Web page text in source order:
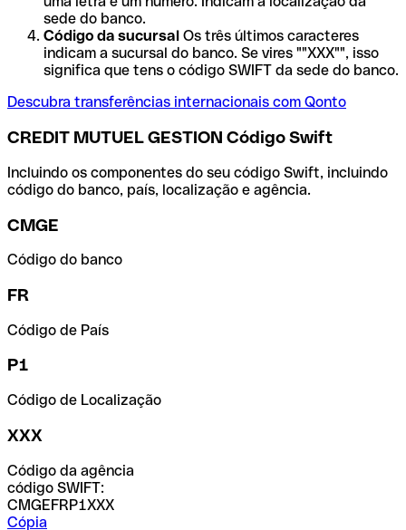
sede do banco.
Código da sucursal Os três últimos caracteres
indicam a sucursal do banco. Se vires ""XXX"", isso
significa que tens o código SWIFT da sede do banco.
Descubra transferências internacionais com Qonto
CREDIT MUTUEL GESTION Código Swift
Incluindo os componentes do seu código Swift, incluindo
código do banco, país, localização e agência.
CMGE
Código do banco
FR
Código de País
P1
Código de Localização
XXX
Código da agência
código SWIFT:
CMGEFRP1XXX
Cópia